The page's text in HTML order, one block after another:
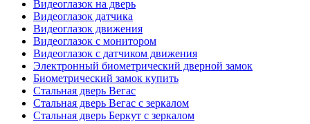
Видеоглазок на дверь
Видеоглазок датчика
Видеоглазок движения
Видеоглазок с монитором
Видеоглазок с датчиком движения
Электронный биометрический дверной замок
Биометрический замок купить
Стальная дверь Вегас
Стальная дверь Вегас с зеркалом
Стальная дверь Беркут с зеркалом